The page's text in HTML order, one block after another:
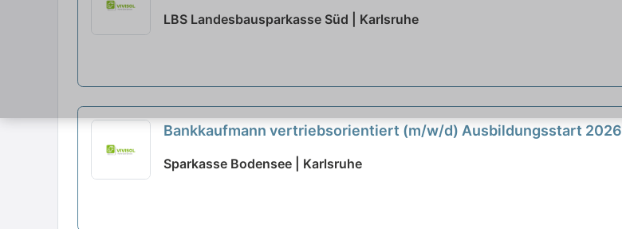
LBS Landesbausparkasse Süd | Karlsruhe
Bankkaufmann vertriebsorientiert (m/w/d) Ausbildungsstart 2026
Sparkasse Bodensee | Karlsruhe